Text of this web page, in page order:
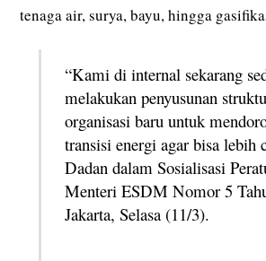
tenaga air, surya, bayu, hingga
“Kami di internal sekarang
melakukan penyusunan
organisasi baru untuk
transisi energi agar bisa lebih
Dadan dalam Sosialisasi
Menteri ESDM Nomor 5
Jakarta, Selasa (11/3).